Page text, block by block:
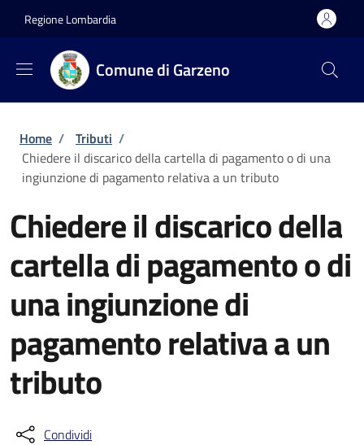
Regione Lombardia
Comune di Garzeno
Briciole di pane
Home / Tributi /
Chiedere il discarico della cartella di pagamento o di una
ingiunzione di pagamento relativa a un tributo
Chiedere il discarico della
cartella di pagamento o di
una ingiunzione di
pagamento relativa a un
tributo
Condividi